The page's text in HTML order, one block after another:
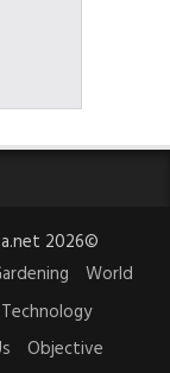
2026©
World
Technology
Objective